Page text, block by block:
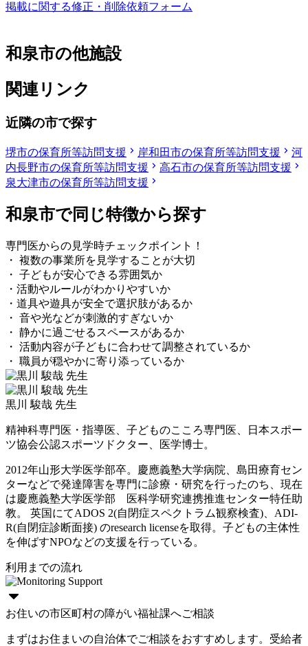
掲載に関する修正・削除依頼フォーム
和泉市の他施設
関連リンク
近隣の市で探す
堺市の保育所等訪問支援 岸和田市の保育所等訪問支援
河
内長野市の保育所等訪問支援
高石市の保育所等訪問支援
泉大津市の保育所等訪問支援
和泉市で同じ特徴から探す
専門医からの見学時チェックポイント！
・ 複数の事業所を見学することが大切
・ 子どもが安心できる雰囲気か
・活動やルールがわかりやすいか
・道具や遊具が安全で選択肢があるか
・ 音や光などが刺激的すぎないか
・ 静かに過ごせるスペースがあるか
・ 活動内容が子どもに合わせて調整されているか
・ 職員が穏やかに寄り添っているか
黒川 駿哉 先生
精神科専門医・指導医、子どものこころ専門医、日本スポー
ツ協会公認スポーツドクター、医学博士。
2012年山形大学医学部卒。慶應義塾大学病院、島田療育セン
ターなどで発達障害を専門に診療・研究を行ったのち、現在
は慶應義塾大学医学部 医科学研究連携推進センター特任助
教。 英国にてADOS 2(自閉症スペクトラム観察検査)、ADI-
R(自閉症診断面接) のresearch licenseを取得。子どもの主体性
を伸ばすNPOなどの支援を行っている。
利用までの流れ
お住いの市区町村の障がい福祉課へご相談
まずはお住まいの自治体でご相談をおすすめします。受給者